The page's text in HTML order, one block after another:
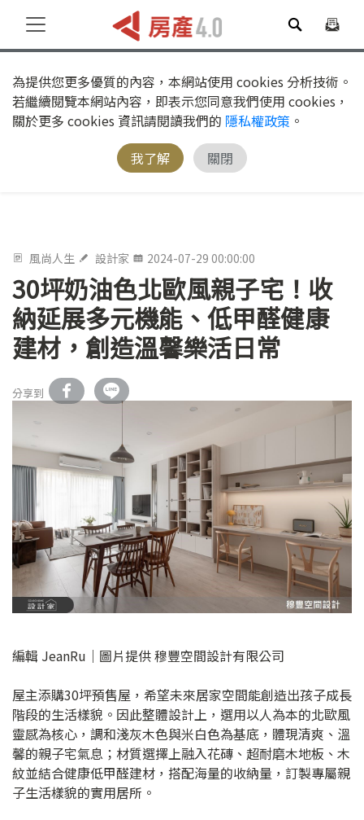
為提供您更多優質的內容，本網站使用 cookies 分析技術。
若繼續閱覽本網站內容，即表示您同意我們使用 cookies，
關於更多 cookies 資訊請閱讀我們的 隱私權政策 。
我了解
關閉
風尚人生 設計家 2024-07-29 00:00:00
30坪奶油色北歐風親子宅！收
納延展多元機能、低甲醛健康
建材，創造溫馨樂活日常
分享到
編輯 JeanRu｜圖片提供 穆豐空間設計有限公司
屋主添購30坪預售屋，希望未來居家空間能創造出孩子成長
階段的生活樣貌。因此整體設計上，選用以人為本的北歐風
靈感為核心，調和淺灰木色與米白色為基底，體現清爽、溫
馨的親子宅氣息；材質選擇上融入花磚、超耐磨木地板、木
紋並結合健康低甲醛建材，搭配海量的收納量，訂製專屬親
子生活樣貌的實用居所。